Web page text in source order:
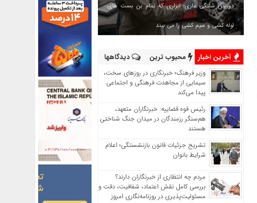
دوربین شلنگی ماری؛ ابزاری که تمام بن بست های
لوله کشی و سیم کشی را می بیند
آخرین اخبار محبوب ترین دیدگاهها
وزیر فرهنگ؛ خبرنگاری در روزهای سخت،
سیمایی از مجاهدت فرهنگی و اجتماعی
پیدا می‌کند
رئیس قوه قضاییه: خبرنگاران متعهد،
هم‌سنگر رزمندگان در میدان جنگ شناختی
هستند
تشریح جزئیات قانون بازنشستگی؛ اعلام
شرایط بانوان
مردم چه انتظاری از خبرنگاران دارند؟
بررسی کامل نقش اعتماد، شفافیت، دقت و
مسئولیت‌پذیری در روزنامه‌نگاری امروز